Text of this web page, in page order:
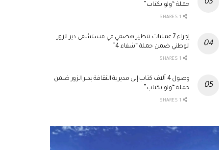
حملة “ولو بكتاب”
إجراء 7 عمليات تنظير هضمي في مستشفى دير الزور
الوطني ضمن حملة “شفاء 4”
وصول 4 آلاف كتاب إلى مديرية الثقافة بدير الزور ضمن
حملة “ولو بكتاب”